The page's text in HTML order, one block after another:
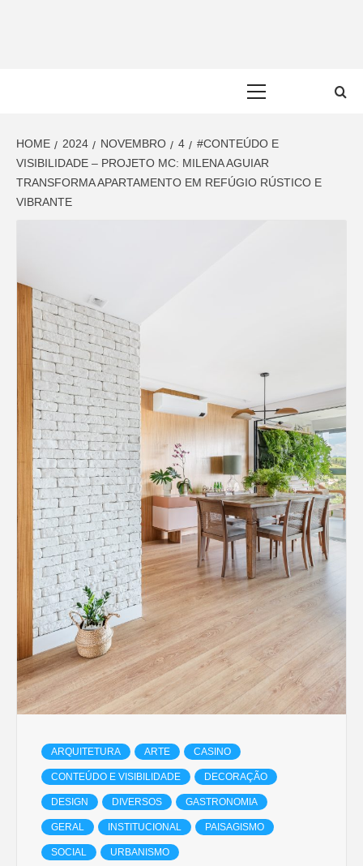
HOME 2024 NOVEMBRO 4
#CONTEÚDO E
VISIBILIDADE – PROJETO MC: MILENA AGUIAR
TRANSFORMA APARTAMENTO EM REFÚGIO RÚSTICO E
VIBRANTE
ARQUITETURA ARTE CASINO
CONTEÚDO E VISIBILIDADE DECORAÇÃO
DESIGN DIVERSOS GASTRONOMIA
GERAL INSTITUCIONAL PAISAGISMO
SOCIAL URBANISMO